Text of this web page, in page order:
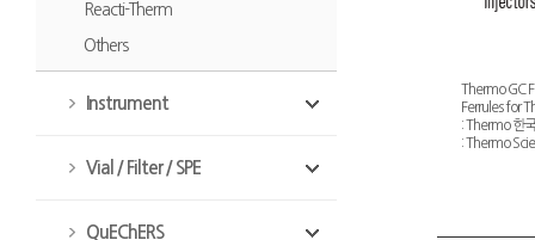
Reacti-Therm
Others
Instrument
Vial / Filter / SPE
QuEChERS
Thermo GC
Ferrules for
: Thermo 한
: Thermo